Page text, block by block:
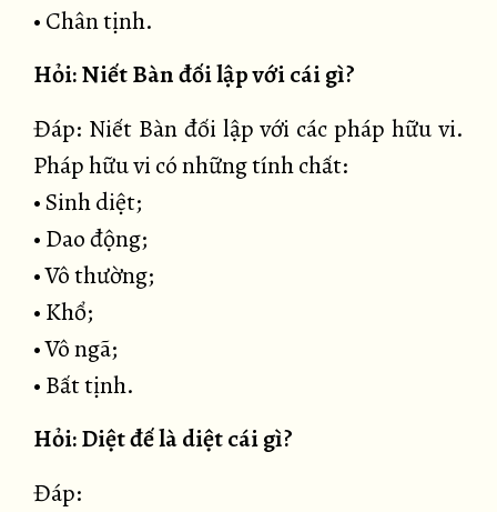
• Chân tịnh.
Hỏi: Niết Bàn đối lập với cái gì?
Đáp: Niết Bàn đối lập với các pháp hữu vi.
Pháp hữu vi có những tính chất:
• Sinh diệt;
• Dao động;
• Vô thường;
• Khổ;
• Vô ngã;
• Bất tịnh.
Hỏi: Diệt đế là diệt cái gì?
Đáp: